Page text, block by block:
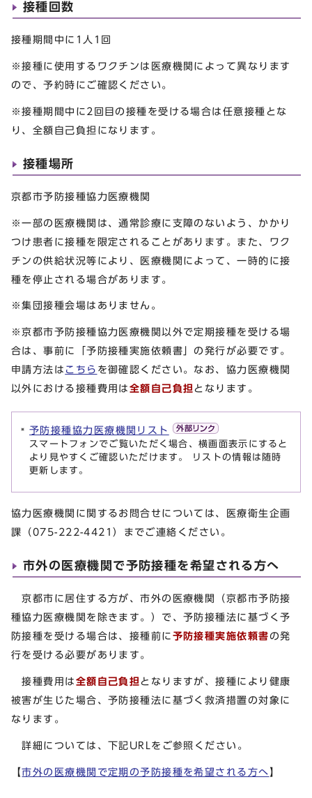
接種回数
接種期間中に1人1回
※接種に使用するワクチンは医療機関によって異なります
ので、予約時にご確認ください。
※接種期間中に2回目の接種を受ける場合は任意接種とな
り、全額自己負担になります。
接種場所
京都市予防接種協力医療機関
※一部の医療機関は、通常診療に支障のないよう、かかり
つけ患者に接種を限定されることがあります。また、ワク
チンの供給状況等により、医療機関によって、一時的に接
種を停止される場合があります。
※集団接種会場はありません。
※京都市予防接種協力医療機関以外で定期接種を受ける場
合は、事前に「予防接種実施依頼書」の発行が必要です。
申請方法は こちら を御確認ください。なお、協力医療機関
以外における接種費用は 全額自己負担 となります。
予防接種協力医療機関リスト
スマートフォンでご覧いただく場合、横画面表示にすると
より見やすくご確認いただけます。 リストの情報は随時
更新します。
協力医療機関に関するお問合せについては、医療衛生企画
課（075-222-4421）までご連絡ください。
市外の医療機関で予防接種を希望される方へ
京都市に居住する方が、市外の医療機関（京都市予防接
種協力医療機関を除きます。）で、予防接種法に基づく予
防接種を受ける場合は、接種前に 予防接種実施依頼書 の発
行を受ける必要があります。
接種費用は 全額自己負担 となりますが、接種により健康
被害が生じた場合、予防接種法に基づく救済措置の対象に
なります。
詳細については、下記URLをご参照ください。
【市外の医療機関で定期の予防接種を希望される方へ 】